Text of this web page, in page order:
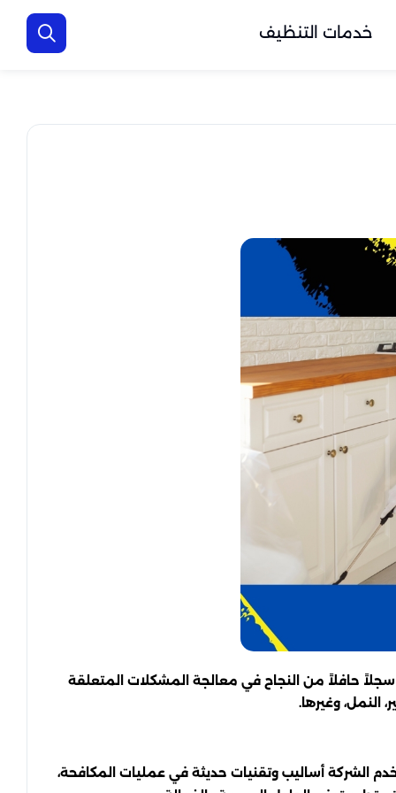
خدمات التنظيف
حافلاً من النجاح في معالجة المشكلات المتعلقة
وغيرها.
الشركة أساليب وتقنيات حديثة في عمليات المكافحة،